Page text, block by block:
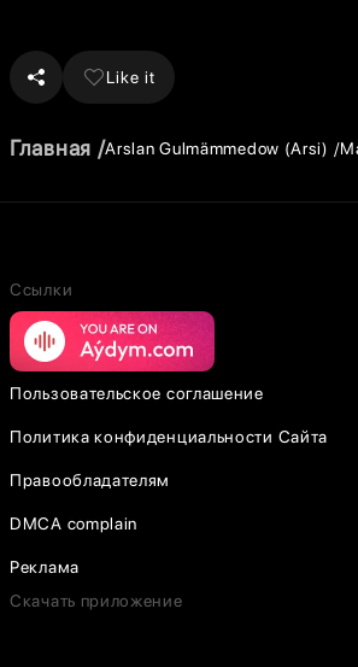
Like it
Главная Arslan Gulmämmedow (Arsi)
Ссылки
Пользовательское соглашение
Политика конфиденциальности Сайта
Правообладателям
DMCA complain
Реклама
Скачать приложение